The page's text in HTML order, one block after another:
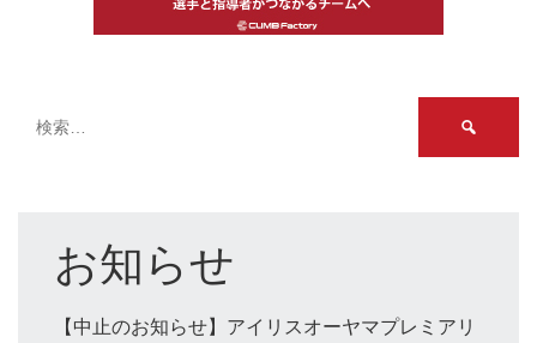
お知らせ
【中止のお知らせ】アイリスオーヤマプレミアリ